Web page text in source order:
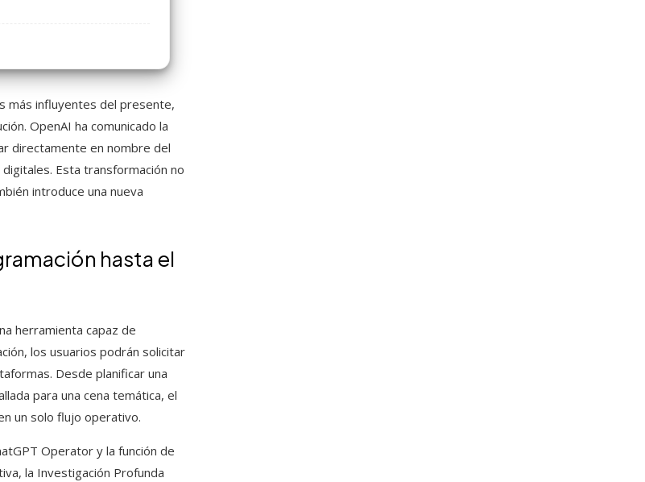
más influyentes del presente,
OpenAI ha comunicado la
directamente en nombre del
Esta transformación no
introduce una nueva
hasta el
herramienta capaz de
los usuarios podrán solicitar
Desde planificar una
para una cena temática, el
un solo flujo operativo.
Operator y la función de
la Investigación Profunda